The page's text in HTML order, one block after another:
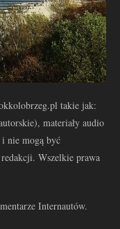
takie jak:
materiały audio
nie mogą być
Wszelkie prawa
Internautów.